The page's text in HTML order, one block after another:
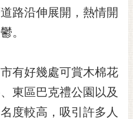
路沿伸展開，熱情開
。
有好幾處可賞木棉花
東區巴克禮公園以及
度較高，吸引許多人